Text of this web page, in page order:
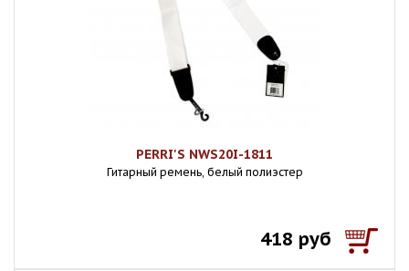
PERRI'S NWS20I-1811
Гитарный ремень, белый полиэстер
418 руб